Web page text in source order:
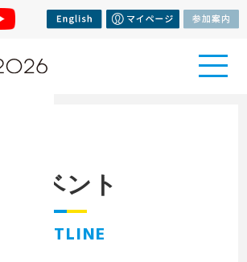
イベント
OUTLINE